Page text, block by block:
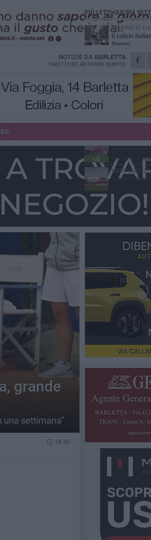
NOTIZIE DA BARLETTA
DIRETTORE ANTONIO QUINTO
grande
una settimana”
18.40
PIÙ LETTI QUESTA
VENERDÌ 31
Il calcio
Baresi
VENERDÌ 31
Serie C Sky
prime otto
SABATO 1
Poker di Da
Trani 4-1 in
VENERDÌ 31
Barletta
GIOVEDÌ 30
Prima in
MERCOLEDÌ 29
Serie C,